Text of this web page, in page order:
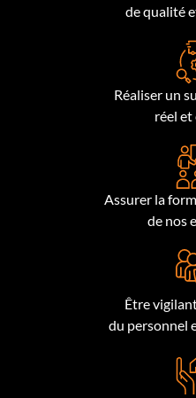
de qualité
Réaliser un
réel et
Assurer la
de nos
Être
du personnel